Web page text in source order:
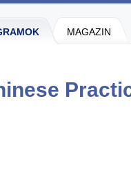
MAGAZIN